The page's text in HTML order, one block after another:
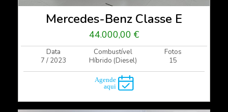
Mercedes-Benz Classe E
44.000,00 €
Data
7 / 2023
Combustível
Híbrido (Diesel)
Fotos
15